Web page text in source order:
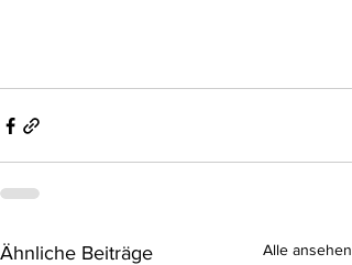
Ähnliche Beiträge Alle ansehen